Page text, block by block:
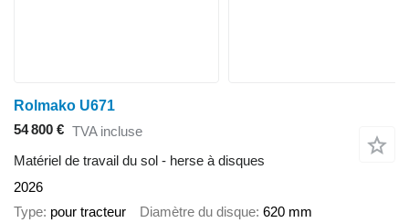
Rolmako U671
54 800 € TVA incluse
Matériel de travail du sol - herse à disques
2026
Type pour tracteur Diamètre du disque 620 mm